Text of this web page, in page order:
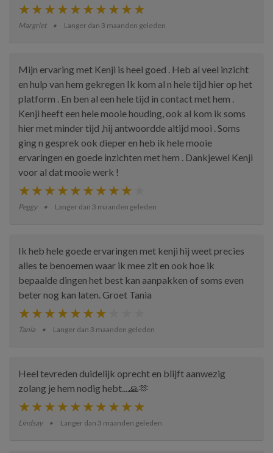
Margriet Langer dan 3 maanden geleden
Mijn ervaring met Kenji is heel goed . Heb al veel inzicht
en hulp van hem gekregen Ik kom al n hele tijd hier op het
platform . En ben al een hele tijd in contact met hem .
Kenji heeft een hele mooie houding, ook al kom ik soms
hier met minder tijd ,hij antwoordde altijd mooi . Soms
ging n gesprek ook dieper en heb ik hele mooie
ervaringen en goede inzichten met hem . Dankjewel Kenji
voor al dat mooie werk !
Peggy Langer dan 3 maanden geleden
Ik heb hele goede ervaringen met kenji hij weet precies
alles te benoemen waar ik mee zit en ook hoe ik
bepaalde dingen het best kan aanpakken of soms even
beter nog kan laten. Groet Tania
Tania Langer dan 3 maanden geleden
Heel tevreden duidelijk oprecht en blijft aanwezig
zolang je hem nodig hebt....🙏🫶
Lindsay Langer dan 3 maanden geleden